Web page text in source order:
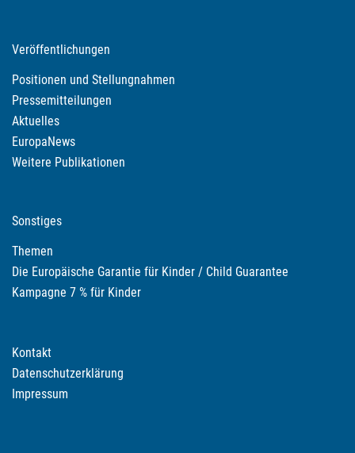
Veröffentlichungen
Positionen und Stellungnahmen
Pressemitteilungen
Aktuelles
EuropaNews
Weitere Publikationen
Sonstiges
Themen
Die Europäische Garantie für Kinder / Child Guarantee
Kampagne 7 % für Kinder
Kontakt
Datenschutzerklärung
Impressum